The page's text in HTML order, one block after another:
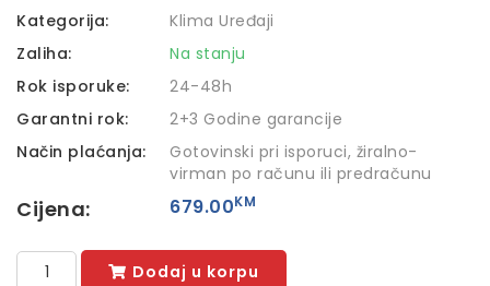
Kategorija:
Klima Uređaji
Zaliha:
Na stanju
Rok isporuke:
24-48h
Garantni rok:
2+3 Godine garancije
Način plaćanja:
Gotovinski pri isporuci, žiralno-
virman po računu ili predračunu
Cijena: 679.00KM
Dodaj u korpu